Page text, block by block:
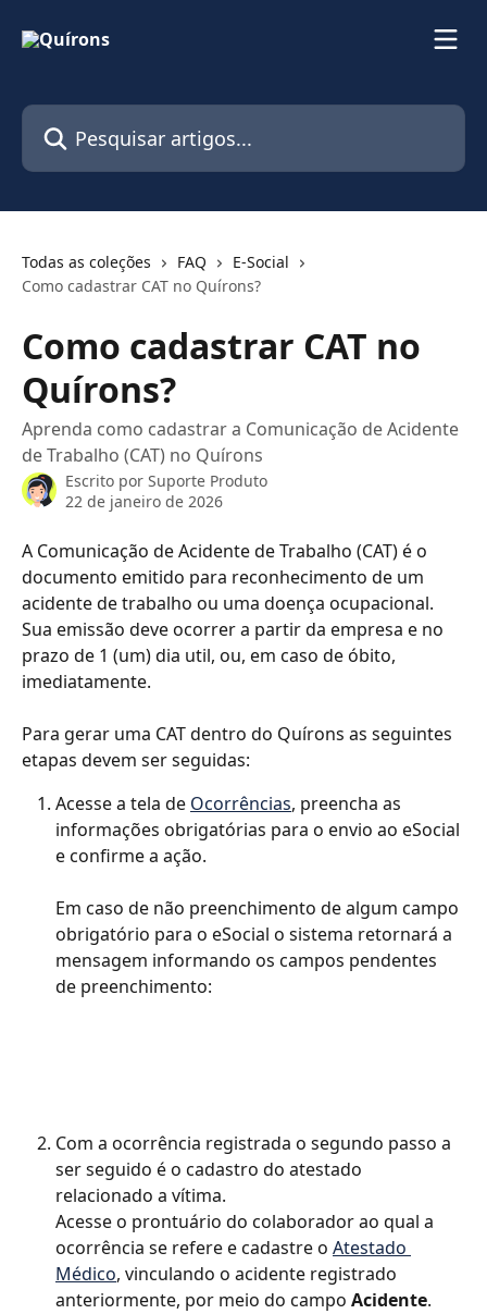
Pesquisar artigos...
Todas as coleções FAQ
E-Social
Como cadastrar CAT no Quírons?
Como cadastrar CAT no
Quírons?
Aprenda como cadastrar a Comunicação de Acidente
de Trabalho (CAT) no Quírons
Escrito por Suporte Produto
22 de janeiro de 2026
A Comunicação de Acidente de Trabalho (CAT) é o
documento emitido para reconhecimento de um
acidente de trabalho ou uma doença ocupacional.
Sua emissão deve ocorrer a partir da empresa e no
prazo de 1 (um) dia util, ou, em caso de óbito,
imediatamente.
Para gerar uma CAT dentro do Quírons as seguintes
etapas devem ser seguidas:
Acesse a tela de Ocorrências, preencha as
informações obrigatórias para o envio ao eSocial
e confirme a ação.
Em caso de não preenchimento de algum campo
obrigatório para o eSocial o sistema retornará a
mensagem informando os campos pendentes
de preenchimento:
Com a ocorrência registrada o segundo passo a
ser seguido é o cadastro do atestado
relacionado a vítima.
Acesse o prontuário do colaborador ao qual a
ocorrência se refere e cadastre o Atestado
Médico, vinculando o acidente registrado
anteriormente, por meio do campo Acidente.